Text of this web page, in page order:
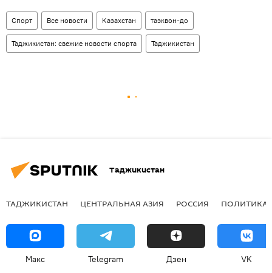
Спорт Все новости Казахстан таэквон-до
Таджикистан: свежие новости спорта Таджикистан
Таджикистан
ТАДЖИКИСТАН ЦЕНТРАЛЬНАЯ АЗИЯ РОССИЯ ПОЛИТИКА
Макс Telegram Дзен VK